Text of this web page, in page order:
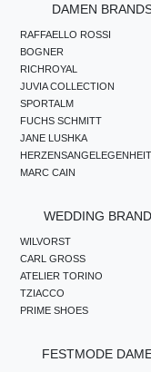
DAMEN
RAFFAELLO ROSSI
BOGNER
RICHROYAL
JUVIA COLLECTION
SPORTALM
FUCHS SCHMITT
JANE LUSHKA
HERZENSANGELEGENHEIT
MARC CAIN
WEDDING
WILVORST
CARL GROSS
ATELIER TORINO
TZIACCO
PRIME SHOES
FESTMODE